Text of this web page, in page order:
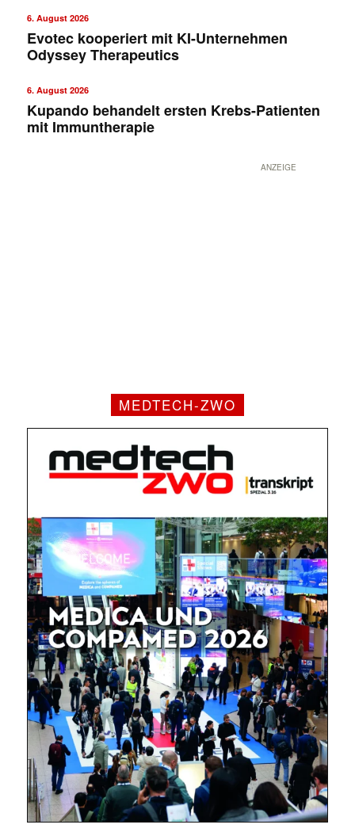
6. August 2026
Evotec kooperiert mit KI-Unternehmen
Odyssey Therapeutics
6. August 2026
Kupando behandelt ersten Krebs-Patienten
mit Immuntherapie
ANZEIGE
MEDTECH-ZWO